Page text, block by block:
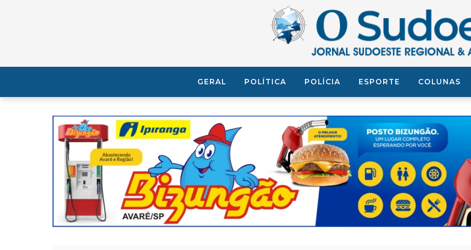
GERAL POLÍTICA POLÍCIA ESPORTE COLUNAS